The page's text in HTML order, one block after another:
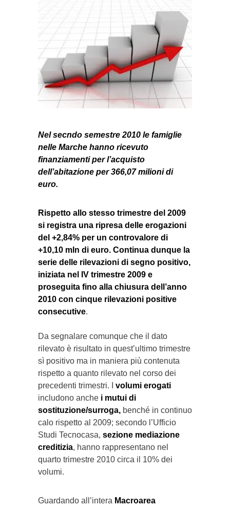
Nel secndo semestre 2010 le famiglie
nelle Marche hanno ricevuto
finanziamenti per l’acquisto
dell’abitazione per 366,07 milioni di
euro.
Rispetto allo stesso trimestre del 2009
si registra una ripresa delle erogazioni
del +2,84% per un controvalore di
+10,10 mln di euro. Continua dunque la
serie delle rilevazioni di segno positivo,
iniziata nel IV trimestre 2009 e
proseguita fino alla chiusura dell’anno
2010 con cinque rilevazioni positive
consecutive.
Da segnalare comunque che il dato
rilevato è risultato in quest’ultimo trimestre
sì positivo ma in maniera più contenuta
rispetto a quanto rilevato nel corso dei
precedenti trimestri. I volumi erogati
includono anche i mutui di
sostituzione/surroga, benché in continuo
calo rispetto al 2009; secondo l’Ufficio
Studi Tecnocasa, sezione mediazione
creditizia, hanno rappresentano nel
quarto trimestre 2010 circa il 10% dei
volumi.
Guardando all’intera Macroarea